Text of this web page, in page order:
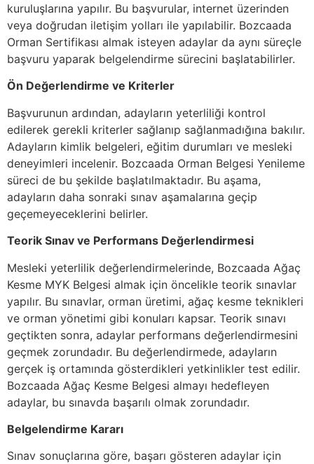
kuruluşlarına yapılır. Bu başvurular, internet üzerinden
veya doğrudan iletişim yolları ile yapılabilir. Bozcaada
Orman Sertifikası almak isteyen adaylar da aynı süreçle
başvuru yaparak belgelendirme sürecini başlatabilirler.
Ön Değerlendirme ve Kriterler
Başvurunun ardından, adayların yeterliliği kontrol
edilerek gerekli kriterler sağlanıp sağlanmadığına bakılır.
Adayların kimlik belgeleri, eğitim durumları ve mesleki
deneyimleri incelenir. Bozcaada Orman Belgesi Yenileme
süreci de bu şekilde başlatılmaktadır. Bu aşama,
adayların daha sonraki sınav aşamalarına geçip
geçemeyeceklerini belirler.
Teorik Sınav ve Performans Değerlendirmesi
Mesleki yeterlilik değerlendirmelerinde, Bozcaada Ağaç
Kesme MYK Belgesi almak için öncelikle teorik sınavlar
yapılır. Bu sınavlar, orman üretimi, ağaç kesme teknikleri
ve orman yönetimi gibi konuları kapsar. Teorik sınavı
geçtikten sonra, adaylar performans değerlendirmesini
geçmek zorundadır. Bu değerlendirmede, adayların
gerçek iş ortamında gösterdikleri yetkinlikler test edilir.
Bozcaada Ağaç Kesme Belgesi almayı hedefleyen
adaylar, bu sınavda başarılı olmak zorundadır.
Belgelendirme Kararı
Sınav sonuçlarına göre, başarı gösteren adaylar için